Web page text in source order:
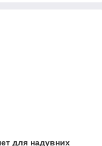
для надувних